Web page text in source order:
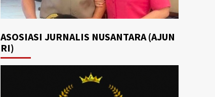
ASOSIASI JURNALIS NUSANTARA (AJUN
RI)